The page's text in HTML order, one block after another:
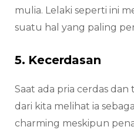
mulia. Lelaki seperti ini
suatu hal yang paling
5. Kecerdasan
Saat ada pria cerdas
dari kita melihat ia
charming meskipun